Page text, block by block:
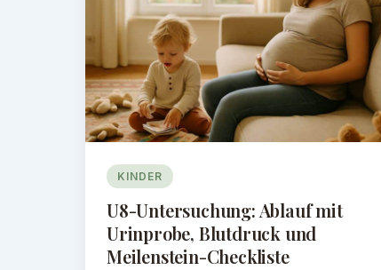
KINDER
U8-Untersuchung: Ablauf mit
Urinprobe, Blutdruck und
Meilenstein-Checkliste